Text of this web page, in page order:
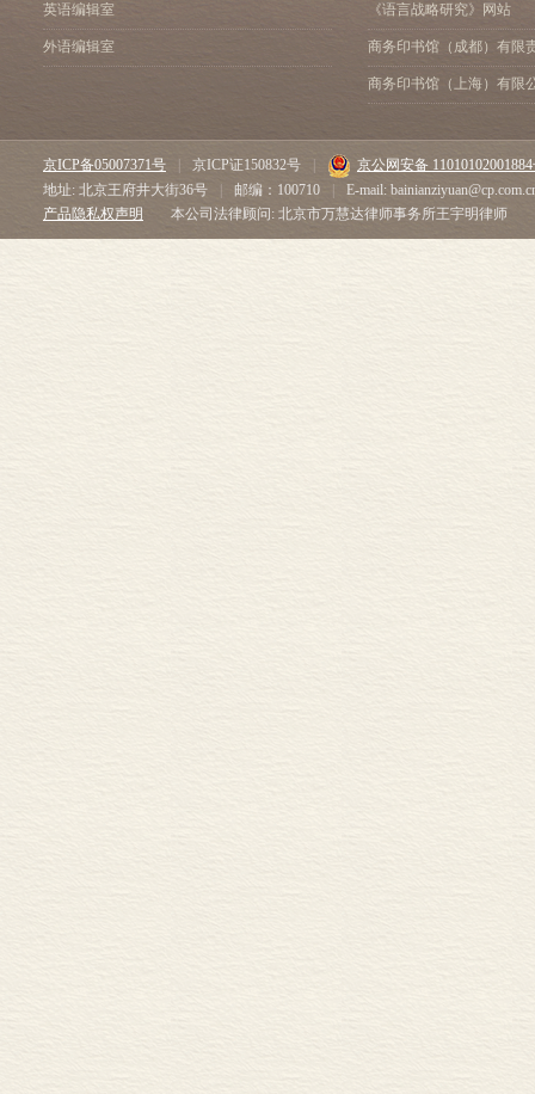
英语编辑室
外语编辑室
《语言战略研究》网站
商务印书馆（成都）有限
商务印书馆（上海）有限
京ICP备05007371号 京ICP证150832号
京公网安备
地址: 北京王府井大街36号
邮编：100710
E-mail:
产品隐私权声明
本公司法律顾问: 北京市万慧达律师事务所王宇明律师